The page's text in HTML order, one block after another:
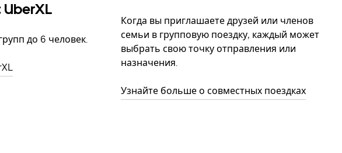
до 6 человек.
Когда вы приглашаете друзей или членов
семьи в групповую поездку, каждый может
выбрать свою точку отправления или
назначения.
Узнайте больше о совместных поездках